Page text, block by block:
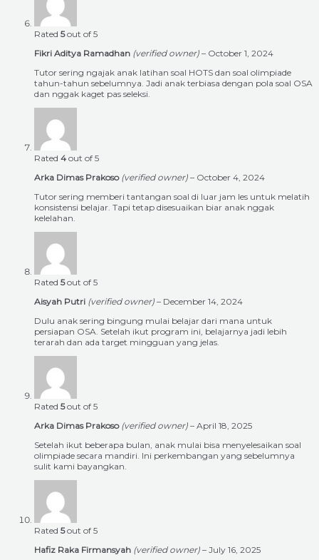
Rated 5out of 5
Fikri Aditya Ramadhan (verified owner) – October 1, 2024
Tutor sering ngajak anak latihan soal HOTS dan soal olimpiade
tahun-tahun sebelumnya. Jadi anak terbiasa dengan pola soal OSA
dan nggak kaget pas seleksi.
Rated 4 out of 5
Arka Dimas Prakoso (verified owner) – October 4, 2024
Tutor sering memberi tantangan soal di luar jam les untuk melatih
konsistensi belajar. Tapi tetap disesuaikan biar anak nggak
kelelahan.
Rated 5out of 5
Aisyah Putri (verified owner) – December 14, 2024
Dulu anak sering bingung mulai belajar dari mana untuk
persiapan OSA. Setelah ikut program ini, belajarnya jadi lebih
terarah dan ada target mingguan yang jelas.
Rated 5out of 5
Arka Dimas Prakoso (verified owner) – April 18, 2025
Setelah ikut beberapa bulan, anak mulai bisa menyelesaikan soal
olimpiade secara mandiri. Ini perkembangan yang sebelumnya
sulit kami bayangkan.
Rated 5out of 5
Hafiz Raka Firmansyah (verified owner) – July 16, 2025